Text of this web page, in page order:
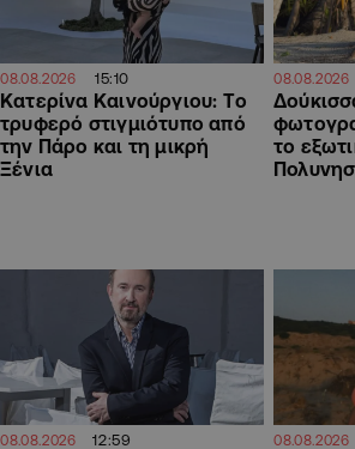
08.08.2026 15:10
Κατερίνα Καινούργιου: Tο
τρυφερό στιγμιότυπο από
την Πάρο και τη μικρή
Ξένια
08.08.2026
το
08.08.2026 12:59 08.08.2026